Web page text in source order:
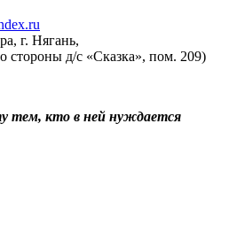
г. Нягань,
стороны д/с «Сказка», пом. 209)
тем, кто в ней нуждается